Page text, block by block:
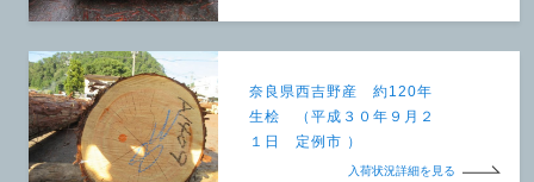
奈良県西吉野産 約120年
生桧 （平成３０年９月２
１日 定例市 ）
入荷状況詳細を見る